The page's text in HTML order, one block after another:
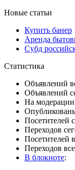
Новые статьи
Купить банер
Аренда
Субд
Статистика
Объявлений
Объявлений
На
Посетителей
Переходов
Посетителей
Переходов
В блокноте: